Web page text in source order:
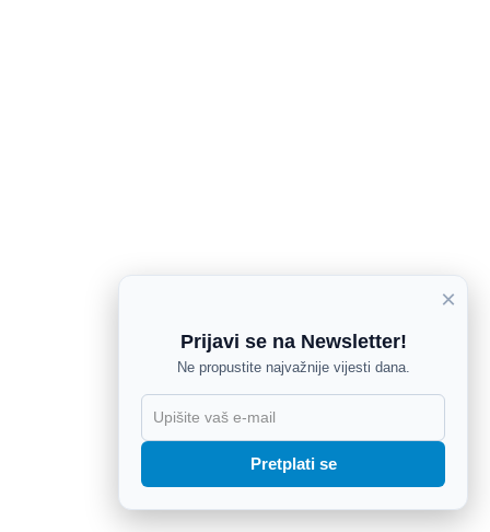
×
Prijavi se na Newsletter!
Ne propustite najvažnije vijesti dana.
Pretplati se